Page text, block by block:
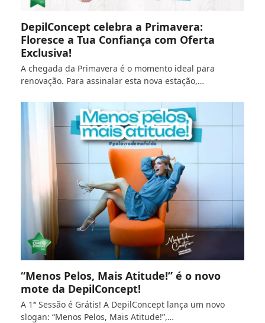
DepilConcept celebra a Primavera:
Floresce a Tua Confiança com Oferta
Exclusiva!
A chegada da Primavera é o momento ideal para
renovação. Para assinalar esta nova estação,…
“Menos Pelos, Mais Atitude!” é o novo
mote da DepilConcept!
A 1ª Sessão é Grátis! A DepilConcept lança um novo
slogan: “Menos Pelos, Mais Atitude!”,…